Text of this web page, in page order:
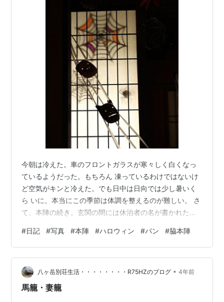
今朝は冷えた。車のフロントガラスが寒々しく白くなっ
ているようだった。もちろん 凍っているわけではないけ
ど空気がキンと冷えた。でも日中は日向では少し暑いく
ら いに。本当にこの季節は体調を整えるのが難しい。 さ
て、本陣の続き。玄関の間には休泊者の名が書かれた関
前、元禄12年7月4日に浅野内匠頭、その9日ほど後7月13
日に吉良上野介が宿泊したそうだ。 今は本陣といえどハ
ロウィンの飾り付けは時代に合わせて。 上段相の間から
の畳廊下。 向上段の間床の間に生け花。 湯殿へ行く渡り
廊下に少し秋の色付きが落ちていて。 湯殿、主客専用の
#日記 #写真 #本陣 #ハロウィン #パン #脇本陣
八ヶ岳別荘生活・・・・・・・・R75HZのブログ • 4年前
馬籠・妻籠